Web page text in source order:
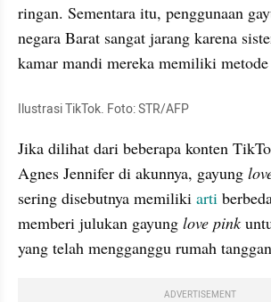
ringan. Sementara itu, penggunaan
negara Barat sangat jarang karena
kamar mandi mereka memiliki metode
Ilustrasi TikTok. Foto: STR/AFP
Jika dilihat dari beberapa konten
Agnes Jennifer di akunnya, gayung
sering disebutnya memiliki arti
memberi julukan gayung love pink
yang telah mengganggu rumah
ADVERTISEMENT